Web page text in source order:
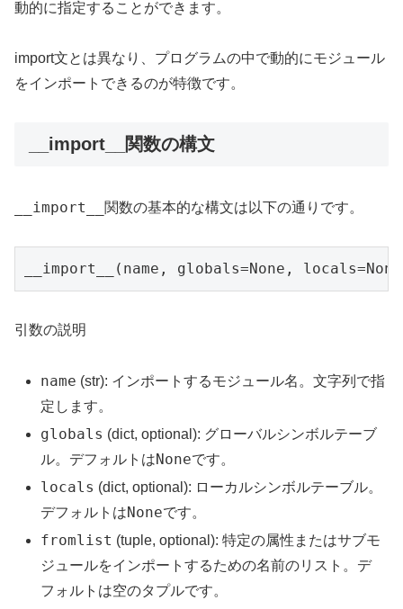
動的に指定することができます。
import文とは異なり、プログラムの中で動的にモジュール
をインポートできるのが特徴です。
__import__関数の構文
__import__ 関数の基本的な構文は以下の通りです。
__import__(name, globals=None,
引数の説明
name (str): インポートするモジュール名。文字列で指
定します。
globals (dict, optional): グローバルシンボルテーブ
ル。デフォルトはNoneです。
locals (dict, optional): ローカルシンボルテーブル。
デフォルトはNoneです。
fromlist (tuple, optional): 特定の属性またはサブモ
ジュールをインポートするための名前のリスト。デ
フォルトは空のタプルです。